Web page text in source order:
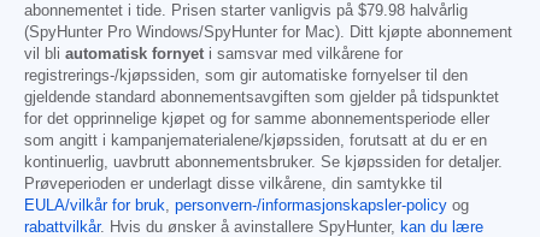
abonnementet i tide. Prisen starter vanligvis på $79.98 halvårlig
(SpyHunter Pro Windows/SpyHunter for Mac). Ditt kjøpte abonnement
vil bli automatisk fornyet i samsvar med vilkårene for
registrerings-/kjøpssiden, som gir automatiske fornyelser til den
gjeldende standard abonnementsavgiften som gjelder på tidspunktet
for det opprinnelige kjøpet og for samme abonnementsperiode eller
som angitt i kampanjematerialene/kjøpssiden, forutsatt at du er en
kontinuerlig, uavbrutt abonnementsbruker. Se kjøpssiden for detaljer.
Prøveperioden er underlagt disse vilkårene, din samtykke til
EULA/vilkår for bruk
personvern-/informasjonskapsler-policy og
rabattvilkår. Hvis du ønsker å avinstallere SpyHunter,
kan du lære